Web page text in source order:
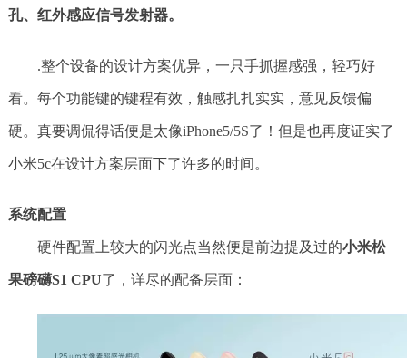
孔、红外感应信号发射器。
.整个设备的设计方案优异，一只手抓握感强，轻巧好
看。每个功能键的键程有效，触感扎扎实实，意见反馈偏
硬。真要调侃得话便是太像iPhone5/5S了！但是也再度证实了
小米5c在设计方案层面下了许多的时间。
系统配置
硬件配置上较大的闪光点当然便是前边提及过的小米松
果磅礴S1 CPU了，详尽的配备层面：